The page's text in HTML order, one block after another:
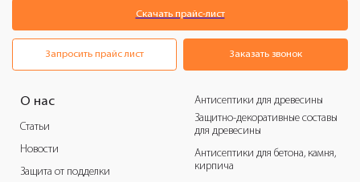
Скачать прайс-лист
Запросить прайс лист
О нас
Статьи
Новости
Защита от подделки
Антисептики для древесины
Защитно-декоративные составы
для древесины
Антисептики для бетона, камня,
кирпича
Заказать звонок